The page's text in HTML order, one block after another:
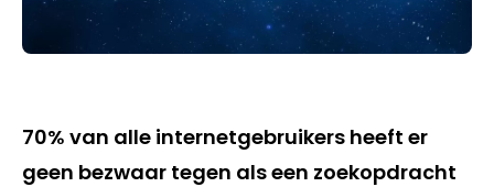
70% van alle internetgebruikers heeft er
geen bezwaar tegen als een zoekopdracht